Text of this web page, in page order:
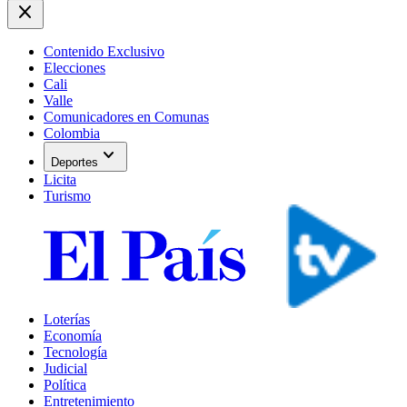
close
Contenido Exclusivo
Elecciones
Cali
Valle
Comunicadores en Comunas
Colombia
Deportes expand_more
Licita
Turismo
Loterías
Economía
Tecnología
Judicial
Política
Entretenimiento